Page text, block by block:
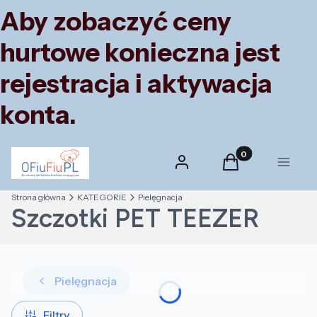
Aby zobaczyć ceny
hurtowe konieczna jest
rejestracja i aktywacja
konta.
Zaloguj się Produkty w
Koszyk Menu
Strona główna KATEGORIE Pielęgnacja
Szczotki PET TEEZER
Pielęgnacja